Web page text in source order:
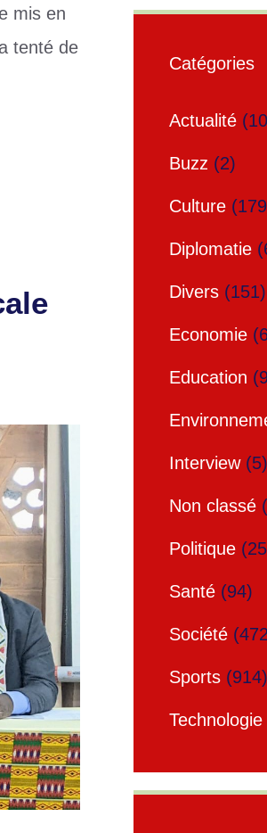
mis en
tenté de
Catégories
Actualité
Buzz (2)
Culture
Diplomatie
Divers (151)
Economie
Education
Interview(5)
Non classé
Politique
Santé (94)
Société
Sports (914)
Technologie